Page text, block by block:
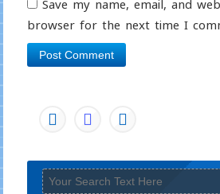
Save my name, email, and
browser for the next time I